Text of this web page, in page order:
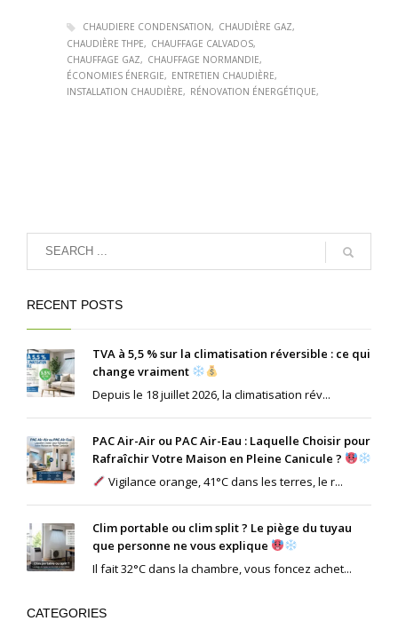
CHAUDIERE CONDENSATION
CHAUDIÈRE GAZ
CHAUDIÈRE THPE
CHAUFFAGE CALVADOS
CHAUFFAGE GAZ
CHAUFFAGE NORMANDIE
ÉCONOMIES ÉNERGIE
ENTRETIEN CHAUDIÈRE
INSTALLATION CHAUDIÈRE
RÉNOVATION ÉNERGÉTIQUE
RECENT POSTS
TVA à 5,5 % sur la climatisation réversible : ce qui
change vraiment
Depuis le 18 juillet 2026, la climatisation rév...
PAC Air-Air ou PAC Air-Eau : Laquelle Choisir pour
Rafraîchir Votre Maison en Pleine Canicule ?
Vigilance orange, 41°C dans les terres, le r...
Clim portable ou clim split ? Le piège du tuyau
que personne ne vous explique
Il fait 32°C dans la chambre, vous foncez achet...
CATEGORIES